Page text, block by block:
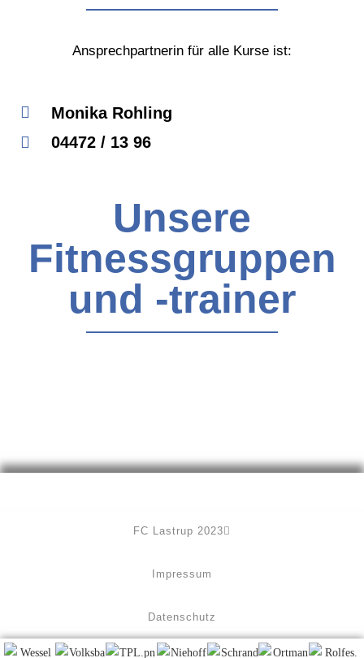
Ansprechpartnerin für alle Kurse ist:
Monika Rohling
04472 / 13 96
Unsere
Fitnessgruppen
und -trainer
FC Lastrup 2023
Impressum
Datenschutz